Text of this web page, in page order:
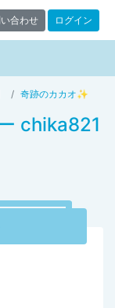
合わせ ログイン
奇跡のカカオ✨
chika821